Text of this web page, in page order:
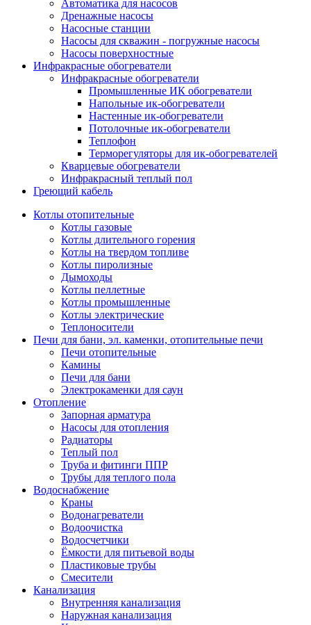
Автоматика для насосов
Дренажные насосы
Насосные станции
Насосы для скважин - погружные насосы
Насосы поверхностные
Инфракрасные обогреватели
Инфракрасные обогреватели
Промышленные ИК обогреватели
Напольные ик-обогреватели
Настенные ик-обогреватели
Потолочные ик-обогреватели
Теплофон
Терморегуляторы для ик-обогревателей
Кварцевые обогреватели
Инфракрасный теплый пол
Греющий кабель
Котлы отопительные
Котлы газовые
Котлы длительного горения
Котлы на твердом топливе
Котлы пиролизные
Дымоходы
Котлы пеллетные
Котлы промышленные
Котлы электрические
Теплоносители
Печи для бани, эл. каменки, отопительные печи
Печи отопительные
Камины
Печи для бани
Электрокаменки для саун
Отопление
Запорная арматура
Насосы для отопления
Радиаторы
Теплый пол
Труба и фитинги ППР
Трубы для теплого пола
Водоснабжение
Краны
Водонагреватели
Водоочистка
Водосчетчики
Ёмкости для питьевой воды
Пластиковые трубы
Смесители
Канализация
Внутренняя канализация
Наружная канализация